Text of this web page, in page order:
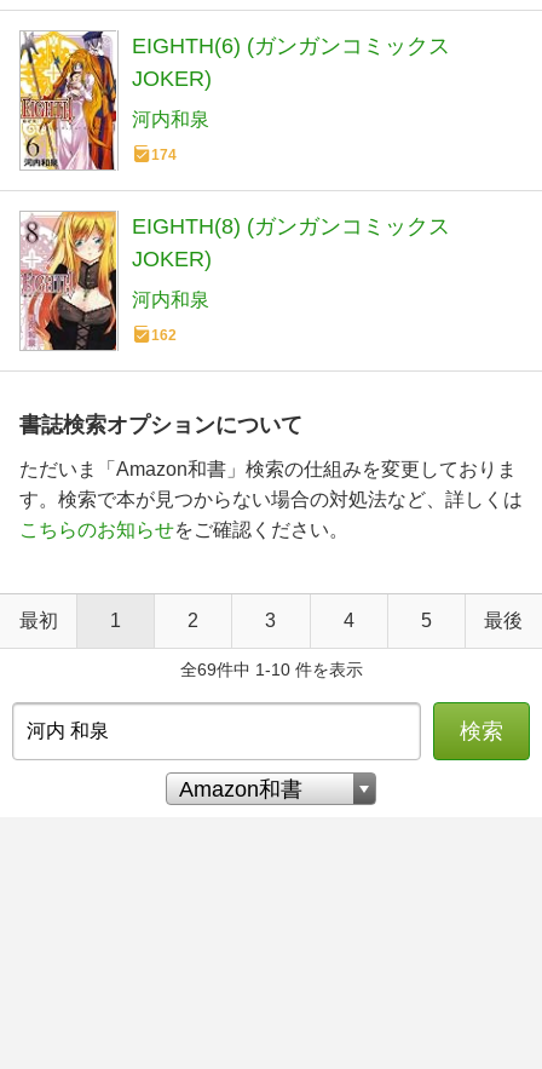
EIGHTH(6) (ガンガンコミックス
JOKER)
河内和泉
174
EIGHTH(8) (ガンガンコミックス
JOKER)
河内和泉
162
書誌検索オプションについて
ただいま「Amazon和書」検索の仕組みを変更しておりま
す。検索で本が見つからない場合の対処法など、詳しくは
こちらのお知らせをご確認ください。
最初 1 2 3 4 5 最後
全69件中 1-10 件を表示
検索